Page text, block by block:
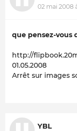
02 mai 2008
que pensez-vous
http://
01.05.2008
Arrêt sur images
YBL